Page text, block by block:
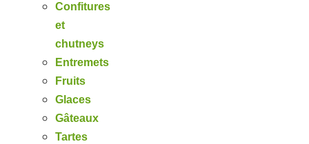
Confitures
et
chutneys
Entremets
Fruits
Glaces
Gâteaux
Tartes